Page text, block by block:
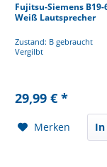
Fujitsu-Siemens B19-
Weiß Lautsprecher
Zustand: B gebraucht
Vergilbt
29,99 € *
Merken